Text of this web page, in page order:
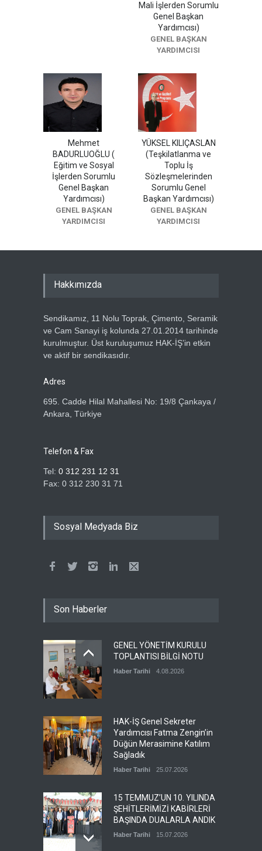
Mali İşlerden Sorumlu
Genel Başkan
Yardımcısı)
GENEL BAŞKAN
YARDIMCISI
Mehmet
BADURLUOĞLU (
Eğitim ve Sosyal
İşlerden Sorumlu
Genel Başkan
Yardımcısı)
GENEL BAŞKAN
YARDIMCISI
YÜKSEL KILIÇASLAN
(Teşkilatlanma ve
Toplu İş
Sözleşmelerinden
Sorumlu Genel
Başkan Yardımcısı)
GENEL BAŞKAN
YARDIMCISI
Hakkımızda
Sendikamız, 11 Nolu Toprak, Çimento, Seramik
ve Cam Sanayi iş kolunda 27.01.2014 tarihinde
kurulmuştur. Üst kuruluşumuz HAK-İŞ’in etkin
ve aktif bir sendikasıdır.
Adres
695. Cadde Hilal Mahallesi No: 19/8 Çankaya /
Ankara, Türkiye
Telefon & Fax
Tel: 0 312 231 12 31
Fax: 0 312 230 31 71
Sosyal Medyada Biz
Son Haberler
GENEL YÖNETİM KURULU
TOPLANTISI BİLGİ NOTU
Haber Tarihi 4.08.2026
HAK-İŞ Genel Sekreter
Yardımcısı Fatma Zengin’in
Düğün Merasimine Katılım
Sağladık
Haber Tarihi 25.07.2026
15 TEMMUZ’UN 10. YILINDA
ŞEHİTLERİMİZİ KABİRLERİ
BAŞINDA DUALARLA ANDIK
Haber Tarihi 15.07.2026